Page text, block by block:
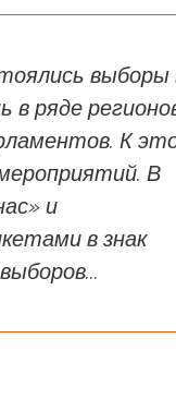
выборы
ряде
К
В
и
в знак